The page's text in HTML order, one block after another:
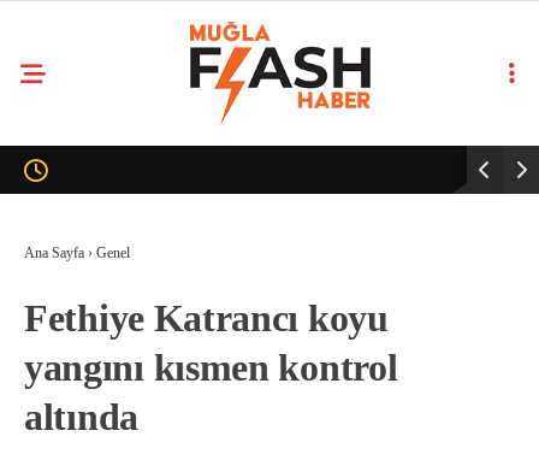
Ana Sayfa › Genel
Fethiye Katrancı koyu
yangını kısmen kontrol
altında